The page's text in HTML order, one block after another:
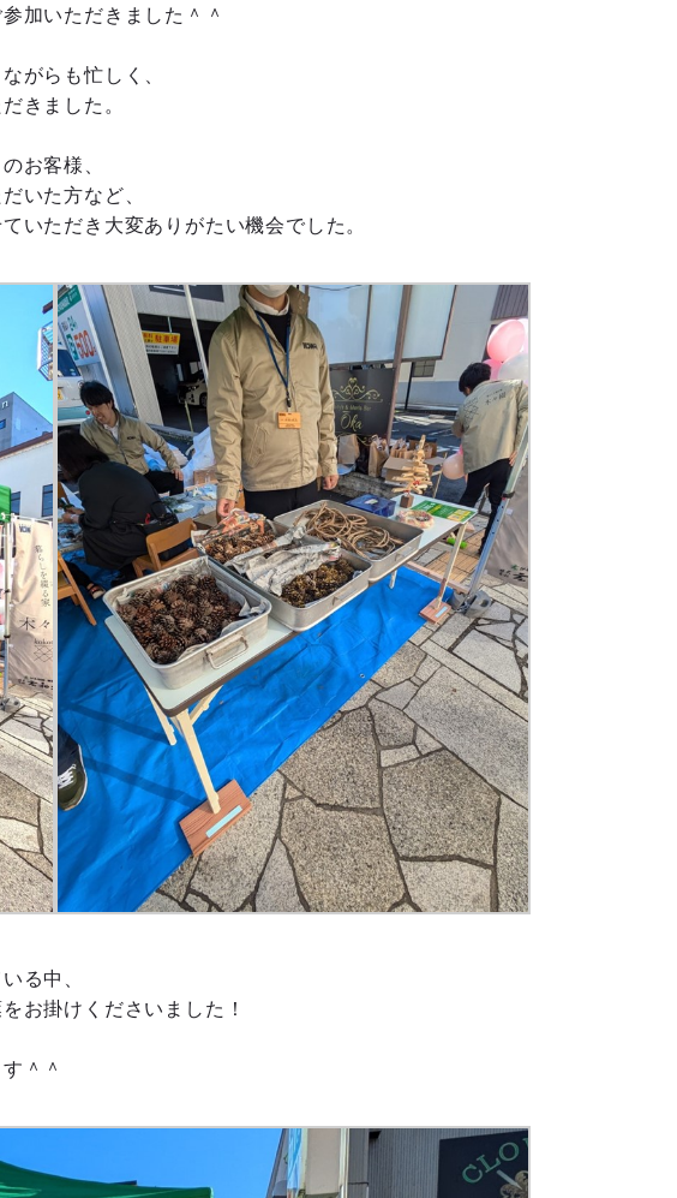
加いただきました＾＾
がらも忙しく、
きました。
お客様、
いた方など、
いただき大変ありがたい機会でした。
る中、
お掛けくださいました！
＾＾